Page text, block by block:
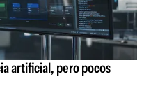
artificial, pero pocos